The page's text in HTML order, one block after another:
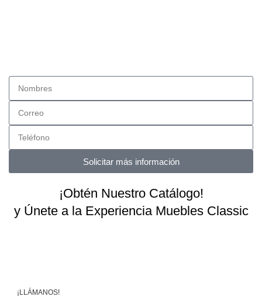
Solicitar más información
¡Obtén Nuestro Catálogo!
y Únete a la Experiencia Muebles Classic
¡LLÁMANOS!